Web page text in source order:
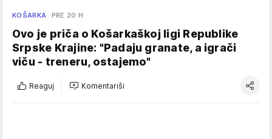
KOŠARKA PRE 20 H
Ovo je priča o Košarkaškoj ligi Republike
Srpske Krajine: "Padaju granate, a igrači
viču - treneru, ostajemo"
Reaguj Komentariši